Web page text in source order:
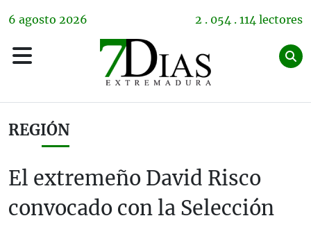
6 agosto 2026 2 . 054 . 114 lectores
REGIÓN
El extremeño David Risco
convocado con la Selección